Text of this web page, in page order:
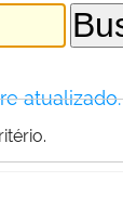
atualizado.